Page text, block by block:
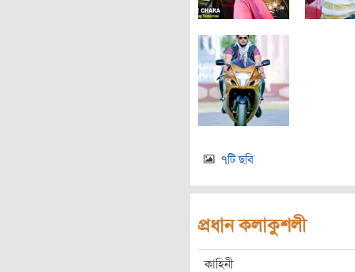
৭টি ছবি
প্রধান কলাকুশলী
কাহিনী